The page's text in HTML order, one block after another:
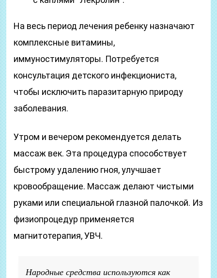
На весь период лечения ребенку назначают
комплексные витамины,
иммуностимуляторы. Потребуется
консультация детского инфекциониста,
чтобы исключить паразитарную природу
заболевания.
Утром и вечером рекомендуется делать
массаж век. Эта процедура способствует
быстрому удалению гноя, улучшает
кровообращение. Массаж делают чистыми
руками или специальной глазной палочкой. Из
физиопроцедур применяется
магнитотерапия, УВЧ.
Народные средства используются как